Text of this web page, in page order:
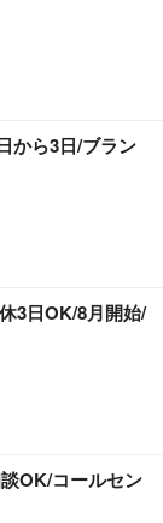
から3日/ブラン
3日OK/8月開始/
OK/コールセン